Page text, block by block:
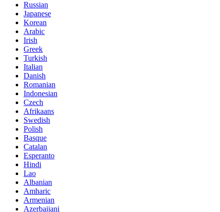
Russian
Japanese
Korean
Arabic
Irish
Greek
Turkish
Italian
Danish
Romanian
Indonesian
Czech
Afrikaans
Swedish
Polish
Basque
Catalan
Esperanto
Hindi
Lao
Albanian
Amharic
Armenian
Azerbaijani